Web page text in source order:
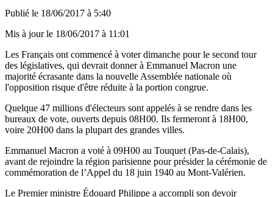
Publié le 18/06/2017 à 5:40
Mis à jour le 18/06/2017 à 11:01
Les Français ont commencé à voter dimanche pour le second tour
des législatives, qui devrait donner à Emmanuel Macron une
majorité écrasante dans la nouvelle Assemblée nationale où
l'opposition risque d'être réduite à la portion congrue.
Quelque 47 millions d'électeurs sont appelés à se rendre dans les
bureaux de vote, ouverts depuis 08H00. Ils fermeront à 18H00,
voire 20H00 dans la plupart des grandes villes.
Emmanuel Macron a voté à 09H00 au Touquet (Pas-de-Calais),
avant de rejoindre la région parisienne pour présider la cérémonie de
commémoration de l’Appel du 18 juin 1940 au Mont-Valérien.
Le Premier ministre Édouard Philippe a accompli son devoir